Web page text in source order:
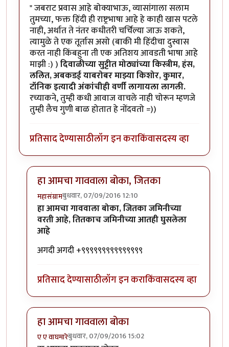
" जबराट प्रवास आहे बोक्याभाऊ, व्यासांगाला सलाम
तुमच्या, फक्त हिंदी ही राष्ट्रभाषा आहे हे काही खास पटले
नाही, अर्थात ते नंतर कधीतरी चर्चिल्या जाऊ शकते,
त्यामुळे ते एक तूर्तास असो (बाकी मी हिंदीचा दुस्वास
करत नाही किंबहुना ती एक अतिशय आवडती भाषा आहे
माझी :) )दिवाळीच्या सुट्टीत मोठ्यांच्या किस्त्रीम, हंस,
ललित, अबकडई याबरोबर माझ्या किशोर, कुमार,
टॉनिक इत्यादी अंकांचीही वर्णी लागायला लागली.
रच्याकने, तुम्ही कधी आवाज वाचले नाही चोरून म्हणजे
तुम्ही लैच गुणी बाळ होतात हे नोंदवतो =))
प्रतिसाद देण्यासाठीलॉग इन कराकिंवासदस्य व्हा
हा आमचा गाववाला बोका, जितका
महासंग्रामबुधवार, 07/09/2016 12:10
In reply toआज एक गोष्ट मी जाहीर करूbyकैलासवासी
हा आमचा गाववाला बोका, जितका जमिनीच्या
वरती आहे, तितकाच जमिनीच्या आतही घुसलेला
आहे
अगदी अगदी +९९९९९९९९९९९९९९९
प्रतिसाद देण्यासाठीलॉग इन कराकिंवासदस्य व्हा
हा आमचा गाववाला बोका
ए ए वाघमारेबुधवार, 07/09/2016 15:02